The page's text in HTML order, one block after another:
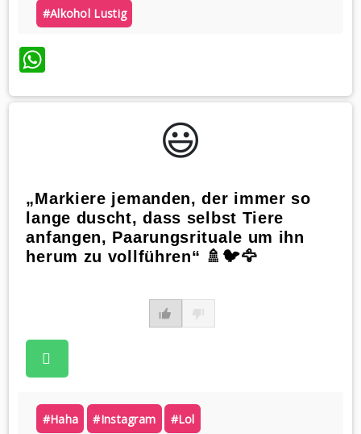
#alkohol Lustig
WhatsApp
😃️
„Markiere jemanden, der immer so
lange duscht, dass selbst Tiere
anfangen, Paarungsrituale um ihn
herum zu vollführen“ 🚿🐦🦅
#haha #instagram #lol